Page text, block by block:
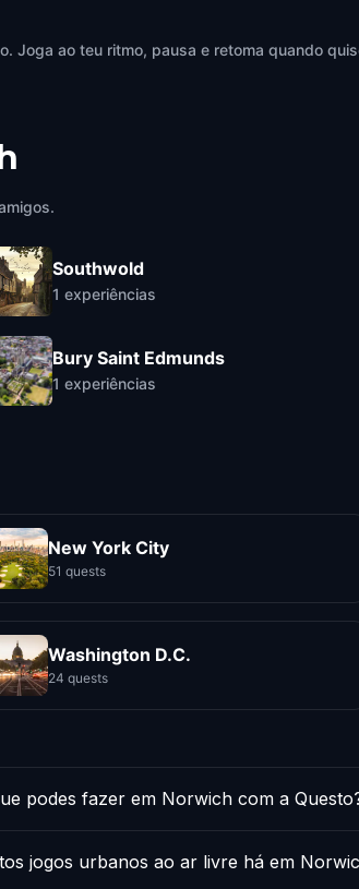
Joga ao teu ritmo, pausa e retoma quando
Southwold
1 experiências
Bury Saint Edmunds
1 experiências
New York City
51 quests
Washington D.C.
24 quests
podes fazer em Norwich com a
jogos urbanos ao ar livre há em